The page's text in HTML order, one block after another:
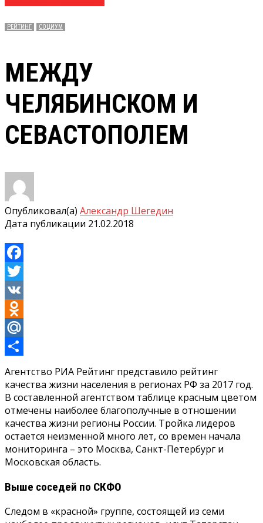
РЕЙТИНГ СОЦИУМ
МЕЖДУ
ЧЕЛЯБИНСКОМ И
СЕВАСТОПОЛЕМ
Опубликовал(а) Александр Шегедин
Дата публикации 21.02.2018
Facebook
Twitter
VK
Odnoklassniki
Mail.Ru
Отправить
Агентство РИА Рейтинг представило рейтинг
качества жизни населения в регионах РФ за 2017 год.
В составленной агентством таблице красным цветом
отмечены наиболее благополучные в отношении
качества жизни регионы России. Тройка лидеров
остается неизменной много лет, со времен начала
мониторинга – это Москва, Санкт-Петербург и
Московская область.
Выше соседей по СКФО
Следом в «красной» группе, состоящей из семи